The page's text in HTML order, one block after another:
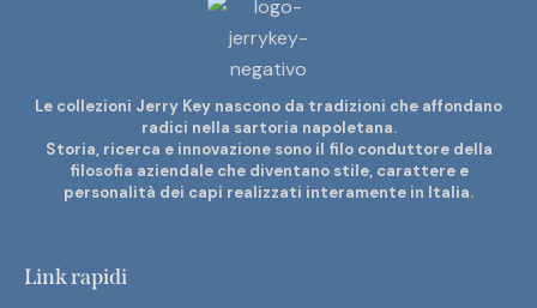
Le collezioni Jerry Key nascono da tradizioni che affondano
radici nella sartoria napoletana.
Storia, ricerca e innovazione sono il filo conduttore della
filosofia aziendale che diventano stile, carattere e
personalità dei capi realizzati interamente in Italia.
Link rapidi